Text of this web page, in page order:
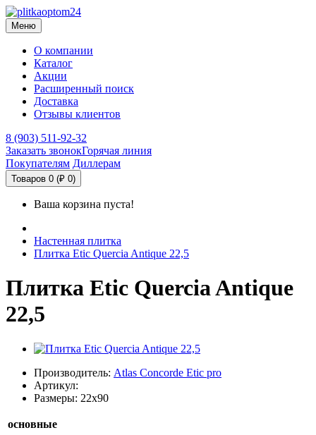
Меню
О компании
Каталог
Акции
Расширенный поиск
Доставка
Отзывы клиентов
8 (903) 511-92-32
Заказать звонокГорячая линия
Покупателям Диллерам
Товаров 0 (₽ 0)
Ваша корзина пуста!
Настенная плитка
Плитка Etic Quercia Antique 22,5
Плитка Etic Quercia Antique
22,5
Производитель: Atlas Concorde Etic pro
Артикул:
Размеры: 22x90
основные